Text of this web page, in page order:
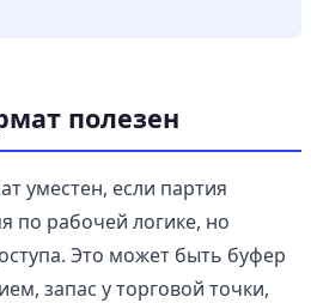
полезен
уместен, если партия
по рабочей логике, но
Это может быть буфер
запас у торговой точки,